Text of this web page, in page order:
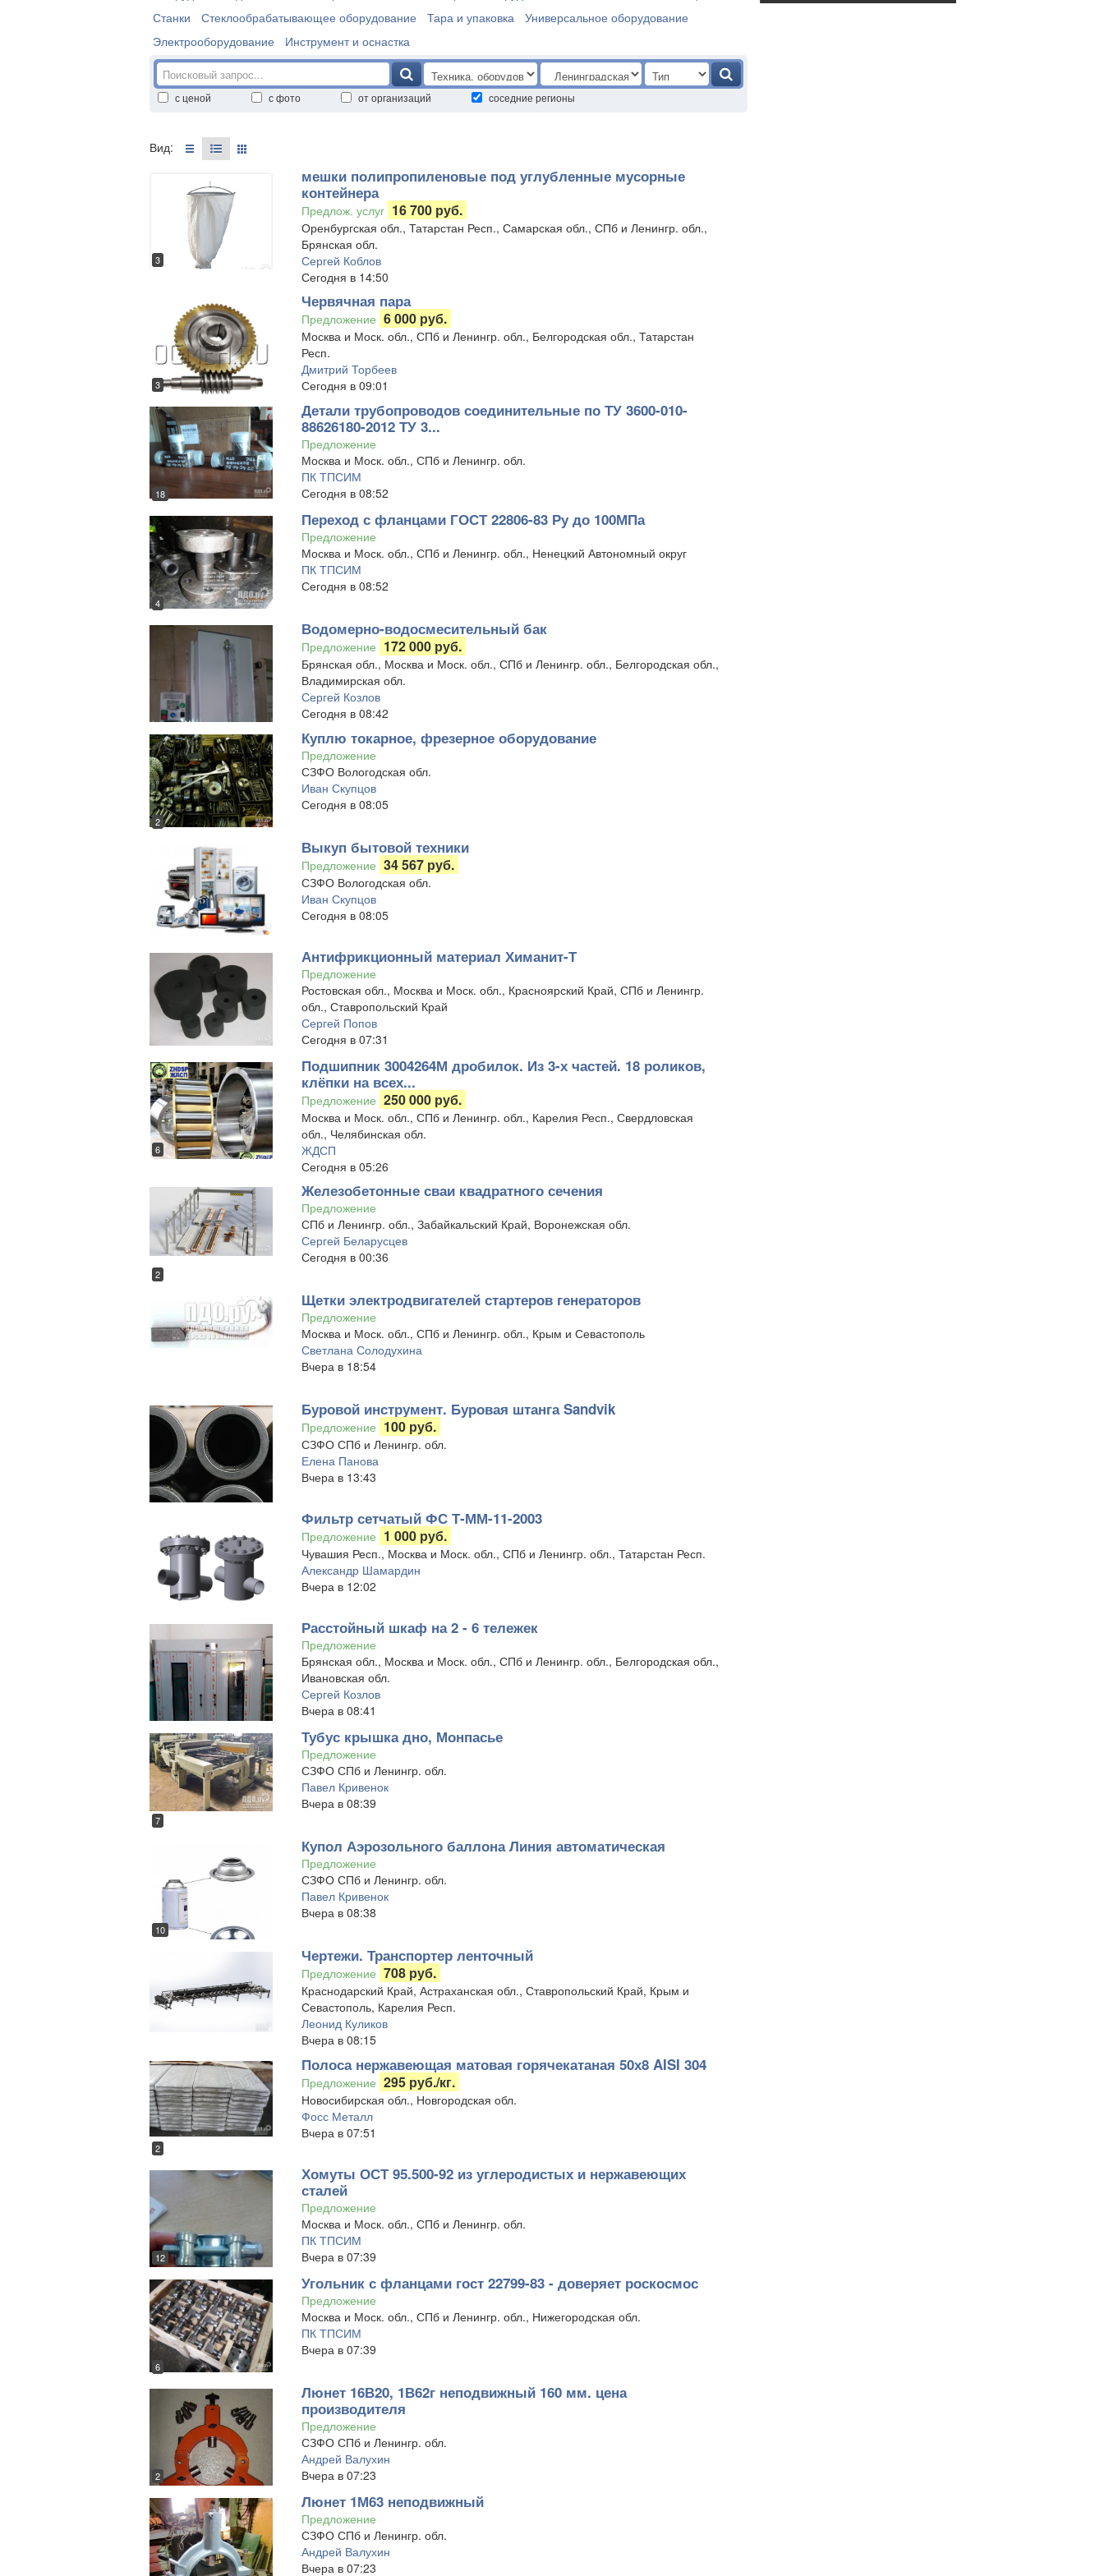
Станки
Стеклообрабатывающее оборудование Тара и упаковка
Универсальное оборудование
Электрооборудование
Инструмент и оснастка
с ценой с фото от организаций соседние регионы
Вид:
3
мешки полипропиленовые под углубленные мусорные
контейнера
Предлож. услуг 16 700 руб.
Оренбургская обл., Татарстан Респ., Самарская обл., СПб и Ленингр. обл.,
Брянская обл.
Сергей Коблов
Сегодня в 14:50
3
Червячная пара
Предложение 6 000 руб.
Москва и Моск. обл., СПб и Ленингр. обл., Белгородская обл., Татарстан
Респ.
Дмитрий Торбеев
Сегодня в 09:01
18
Детали трубопроводов соединительные по ТУ 3600-010-
88626180-2012 ТУ 3...
Предложение
Москва и Моск. обл., СПб и Ленингр. обл.
ПК ТПСИМ
Сегодня в 08:52
4
Переход с фланцами ГОСТ 22806-83 Ру до 100МПа
Предложение
Москва и Моск. обл., СПб и Ленингр. обл., Ненецкий Автономный округ
ПК ТПСИМ
Сегодня в 08:52
Водомерно-водосмесительный бак
Предложение 172 000 руб.
Брянская обл., Москва и Моск. обл., СПб и Ленингр. обл., Белгородская обл.,
Владимирская обл.
Сергей Козлов
Сегодня в 08:42
2
Куплю токарное, фрезерное оборудование
Предложение
СЗФО Вологодская обл.
Иван Скупцов
Сегодня в 08:05
Выкуп бытовой техники
Предложение 34 567 руб.
СЗФО Вологодская обл.
Иван Скупцов
Сегодня в 08:05
Антифрикционный материал Химанит-Т
Предложение
Ростовская обл., Москва и Моск. обл., Красноярский Край, СПб и Ленингр.
обл., Ставропольский Край
Сергей Попов
Сегодня в 07:31
6
Подшипник 3004264М дробилок. Из 3-х частей. 18 роликов,
клёпки на всех...
Предложение 250 000 руб.
Москва и Моск. обл., СПб и Ленингр. обл., Карелия Респ., Свердловская
обл., Челябинская обл.
ЖДСП
Сегодня в 05:26
2
Железобетонные сваи квадратного сечения
Предложение
СПб и Ленингр. обл., Забайкальский Край, Воронежская обл.
Сергей Беларусцев
Сегодня в 00:36
Щетки электродвигателей стартеров генераторов
Предложение
Москва и Моск. обл., СПб и Ленингр. обл., Крым и Севастополь
Светлана Солодухина
Вчера в 18:54
Буровой инструмент. Буровая штанга Sandvik
Предложение 100 руб.
СЗФО СПб и Ленингр. обл.
Елена Панова
Вчера в 13:43
Фильтр сетчатый ФС Т-ММ-11-2003
Предложение 1 000 руб.
Чувашия Респ., Москва и Моск. обл., СПб и Ленингр. обл., Татарстан Респ.
Александр Шамардин
Вчера в 12:02
Расстойный шкаф на 2 - 6 тележек
Предложение
Брянская обл., Москва и Моск. обл., СПб и Ленингр. обл., Белгородская обл.,
Ивановская обл.
Сергей Козлов
Вчера в 08:41
7
Тубус крышка дно, Монпасье
Предложение
СЗФО СПб и Ленингр. обл.
Павел Кривенок
Вчера в 08:39
10
Купол Аэрозольного баллона Линия автоматическая
Предложение
СЗФО СПб и Ленингр. обл.
Павел Кривенок
Вчера в 08:38
Чертежи. Транспортер ленточный
Предложение 708 руб.
Краснодарский Край, Астраханская обл., Ставропольский Край, Крым и
Севастополь, Карелия Респ.
Леонид Куликов
Вчера в 08:15
2
Полоса нержавеющая матовая горячекатаная 50х8 AISI 304
Предложение 295 руб./кг.
Новосибирская обл., Новгородская обл.
Фосс Металл
Вчера в 07:51
12
Хомуты ОСТ 95.500-92 из углеродистых и нержавеющих
сталей
Предложение
Москва и Моск. обл., СПб и Ленингр. обл.
ПК ТПСИМ
Вчера в 07:39
6
Угольник с фланцами гост 22799-83 - доверяет роскосмос
Предложение
Москва и Моск. обл., СПб и Ленингр. обл., Нижегородская обл.
ПК ТПСИМ
Вчера в 07:39
2
Люнет 16В20, 1В62г неподвижный 160 мм. цена
производителя
Предложение
СЗФО СПб и Ленингр. обл.
Андрей Валухин
Вчера в 07:23
Люнет 1М63 неподвижный
Предложение
СЗФО СПб и Ленингр. обл.
Андрей Валухин
Вчера в 07:23